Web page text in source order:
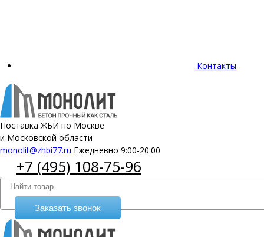
Контакты
Поставка ЖБИ по Москве
и Московской области
monolit@zhbi77.ru Ежедневно 9:00-20:00
+7 (495) 108-75-96
Заказать звонок